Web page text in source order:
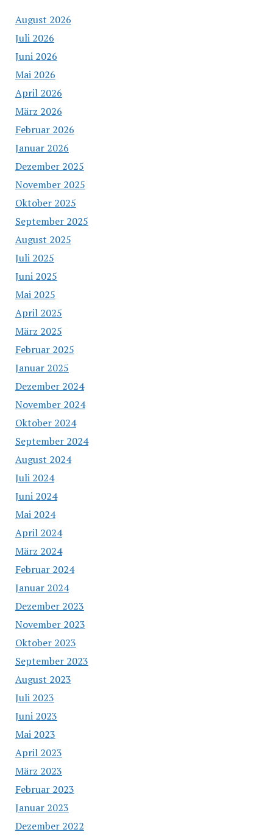
August 2026
Juli 2026
Juni 2026
Mai 2026
April 2026
März 2026
Februar 2026
Januar 2026
Dezember 2025
November 2025
Oktober 2025
September 2025
August 2025
Juli 2025
Juni 2025
Mai 2025
April 2025
März 2025
Februar 2025
Januar 2025
Dezember 2024
November 2024
Oktober 2024
September 2024
August 2024
Juli 2024
Juni 2024
Mai 2024
April 2024
März 2024
Februar 2024
Januar 2024
Dezember 2023
November 2023
Oktober 2023
September 2023
August 2023
Juli 2023
Juni 2023
Mai 2023
April 2023
März 2023
Februar 2023
Januar 2023
Dezember 2022